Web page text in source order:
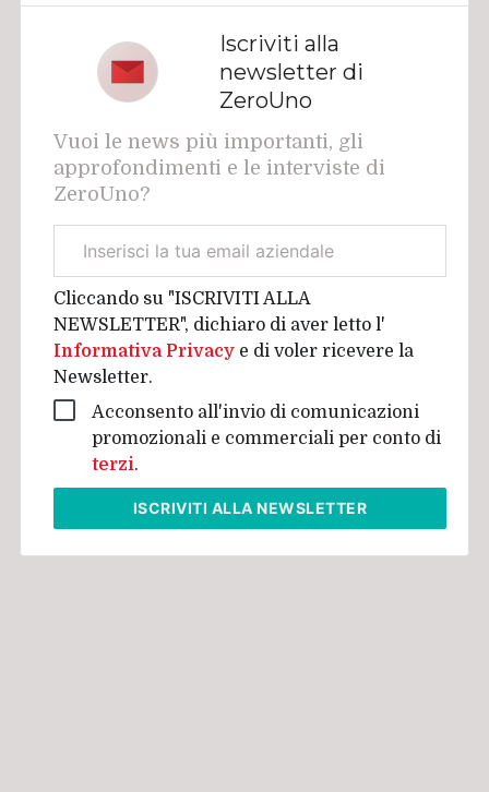
Iscriviti alla
newsletter di
ZeroUno
Vuoi le news più importanti, gli
approfondimenti e le interviste di
ZeroUno?
aziendale
Cliccando su "ISCRIVITI ALLA
NEWSLETTER", dichiaro di aver letto l'
Informativa Privacy e di voler ricevere la
Newsletter.
Acconsento all'invio di comunicazioni
promozionali e commerciali per conto di
terzi.
ISCRIVITI ALLA NEWSLETTER